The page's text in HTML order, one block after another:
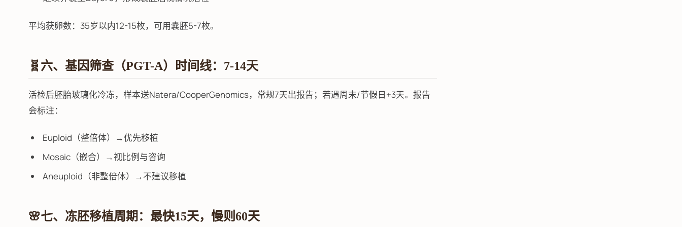
平均获卵数：35岁以内12-15枚，可用囊胚5-7枚。
🧬六、基因筛查（PGT-A）时间线：7-14天
活检后胚胎玻璃化冷冻，样本送Natera/CooperGenomics，常规7天出报告；若遇周末/节假日+3天。报告
会标注：
Euploid（整倍体）→优先移植
Mosaic（嵌合）→视比例与咨询
Aneuploid（非整倍体）→不建议移植
🌸七、冻胚移植周期：最快15天，慢则60天